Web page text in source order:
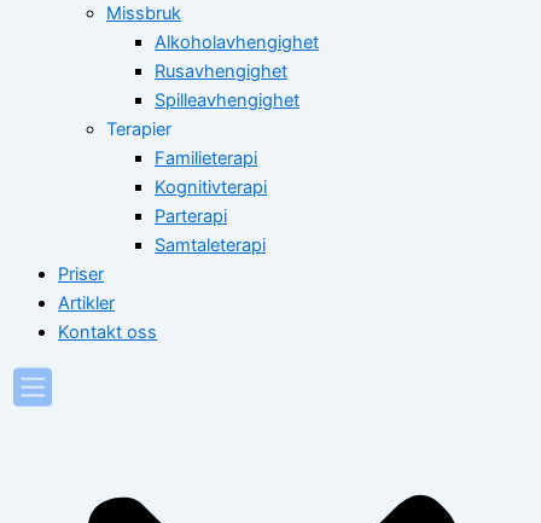
Missbruk
Alkoholavhengighet
Rusavhengighet
Spilleavhengighet
Terapier
Familieterapi
Kognitivterapi
Parterapi
Samtaleterapi
Priser
Artikler
Kontakt oss